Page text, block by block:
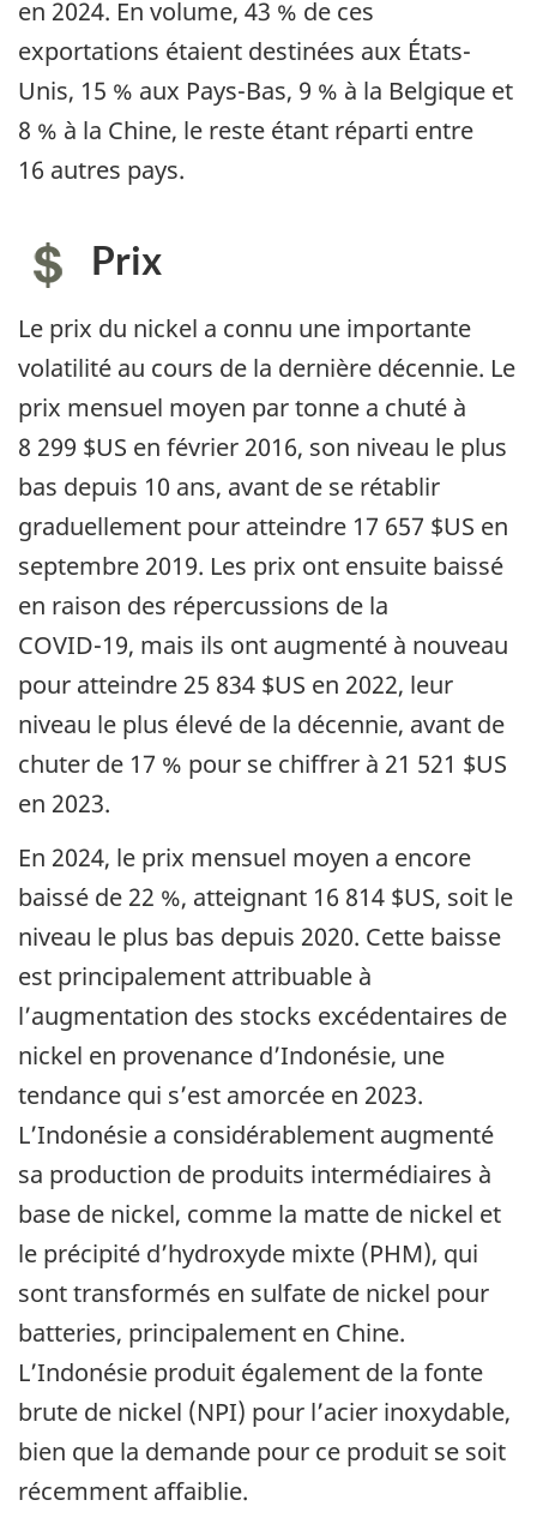
en 2024. En volume, 43 % de ces
exportations étaient destinées aux États-
Unis, 15 % aux Pays-Bas, 9 % à la Belgique et
8 % à la Chine, le reste étant réparti entre
16 autres pays.
Prix
Le prix du nickel a connu une importante
volatilité au cours de la dernière décennie. Le
prix mensuel moyen par tonne a chuté à
8 299 $US en février 2016, son niveau le plus
bas depuis 10 ans, avant de se rétablir
graduellement pour atteindre 17 657 $US en
septembre 2019. Les prix ont ensuite baissé
en raison des répercussions de la
COVID-19, mais ils ont augmenté à nouveau
pour atteindre 25 834 $US en 2022, leur
niveau le plus élevé de la décennie, avant de
chuter de 17 % pour se chiffrer à 21 521 $US
en 2023.
En 2024, le prix mensuel moyen a encore
baissé de 22 %, atteignant 16 814 $US, soit le
niveau le plus bas depuis 2020. Cette baisse
est principalement attribuable à
l’augmentation des stocks excédentaires de
nickel en provenance d’Indonésie, une
tendance qui s’est amorcée en 2023.
L’Indonésie a considérablement augmenté
sa production de produits intermédiaires à
base de nickel, comme la matte de nickel et
le précipité d’hydroxyde mixte (PHM), qui
sont transformés en sulfate de nickel pour
batteries, principalement en Chine.
L’Indonésie produit également de la fonte
brute de nickel (NPI) pour l’acier inoxydable,
bien que la demande pour ce produit se soit
récemment affaiblie.